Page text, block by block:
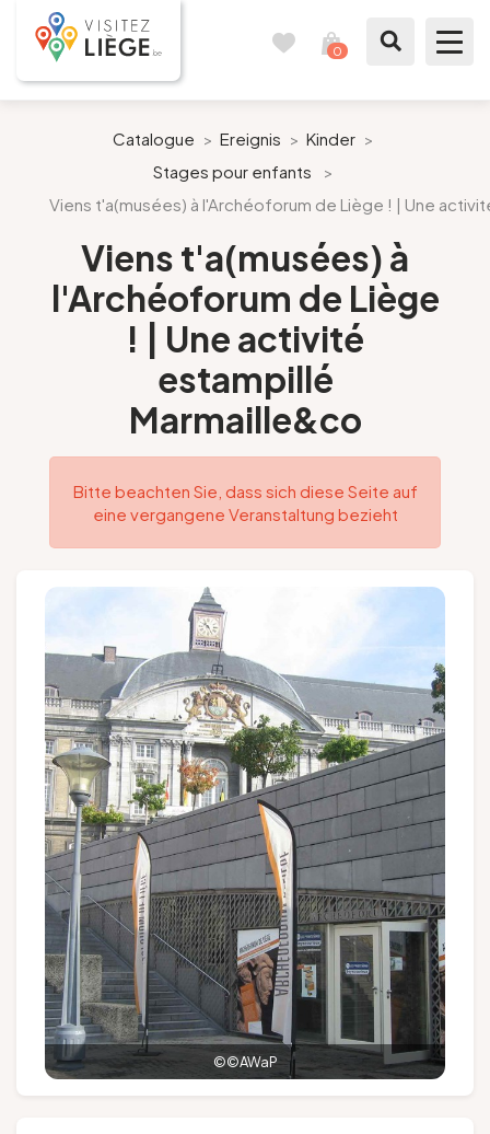
0
Wie ein Bürger von Lüttich
Meinen Aufenthalt vorbereiten
Unsere Vorschläge
Folgen Sie uns
Gruppen und Reiseveranstalter
EN NL DE
Catalogue > Ereignis > Kinder >
Stages pour enfants
>
Viens t'a(musées) à l'Archéoforum de Liège ! | Une
Viens t'a(musées) à
l'Archéoforum de Liège
! | Une activité
estampillé
Marmaille&co
Bitte beachten Sie, dass sich diese Seite auf
eine vergangene Veranstaltung bezieht
©©AWaP